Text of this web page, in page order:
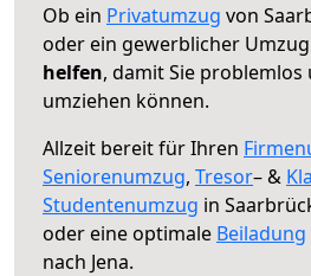
Ob ein Privatumzug von
oder ein gewerblicher Umzug
helfen, damit Sie
umziehen können.
Allzeit bereit für Ihren
Seniorenumzug, Tresor– &
Studentenumzug in
oder eine optimale Beiladung
nach Jena.